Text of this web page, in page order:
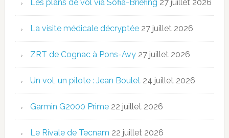
Les plans de vol via Sofia-Briefing 27 juillet 2026
La visite médicale décryptée 27 juillet 2026
ZRT de Cognac à Pons-Avy 27 juillet 2026
Un vol, un pilote : Jean Boulet 24 juillet 2026
Garmin G2000 Prime 22 juillet 2026
Le Rivale de Tecnam 22 juillet 2026